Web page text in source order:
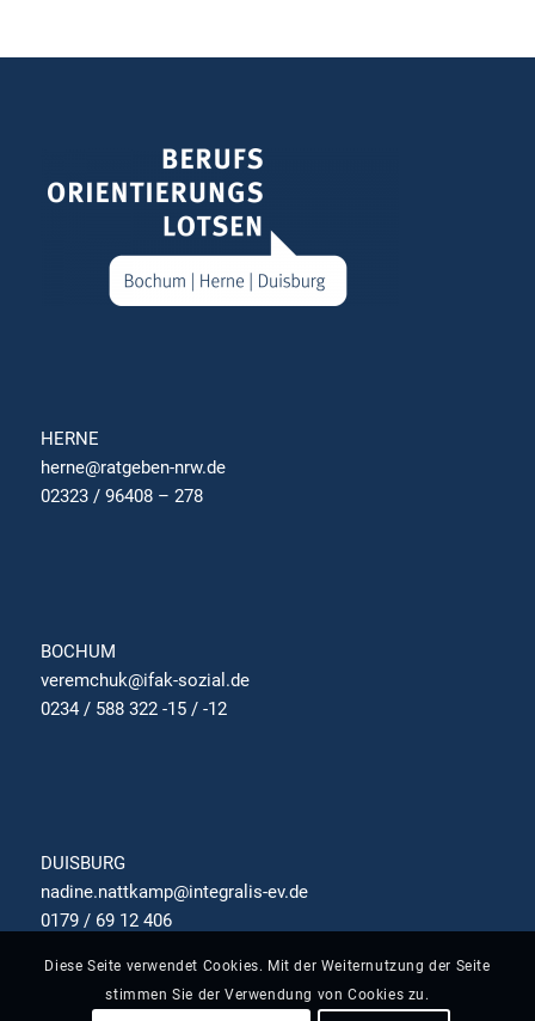
HERNE
herne@ratgeben-nrw.de
02323 / 96408 – 278
BOCHUM
veremchuk@ifak-sozial.de
0234 / 588 322 -15 / -12
DUISBURG
nadine.nattkamp@integralis-ev.de
0179 / 69 12 406
Diese Seite verwendet Cookies. Mit der Weiternutzung der Seite
stimmen Sie der Verwendung von Cookies zu.